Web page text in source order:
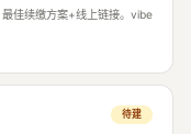
佳续缴方案+线上链接。vibe
待建